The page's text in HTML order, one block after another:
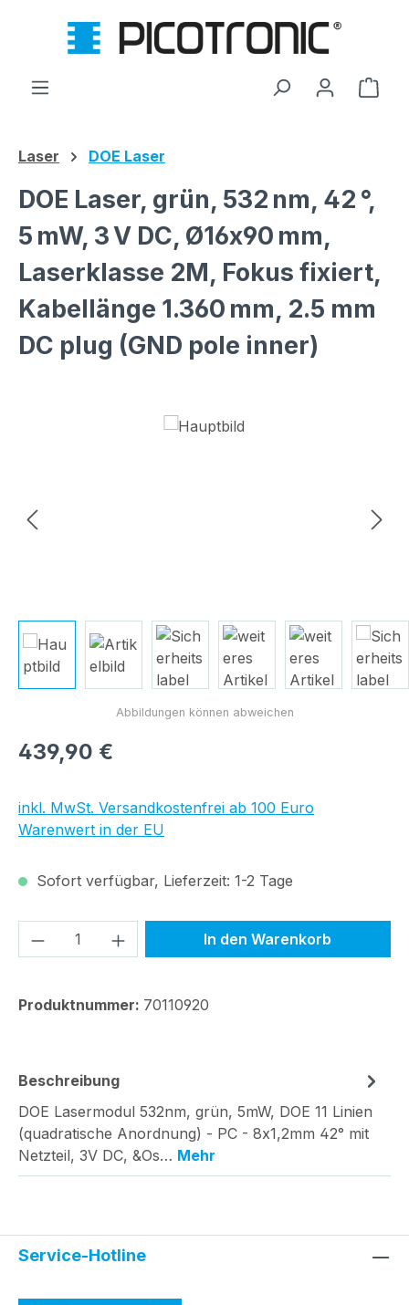
Zum Hauptinhalt springen
Laser DOE Laser
DOE Laser, grün, 532 nm, 42 °,
5 mW, 3 V DC, Ø16x90 mm,
Laserklasse 2M, Fokus fixiert,
Kabellänge 1.360 mm, 2.5 mm
DC plug (GND pole inner)
Bildergalerie überspringen
Regulärer Preis:
439,90 €
inkl. MwSt. Versandkostenfrei ab 100 Euro
Warenwert in der EU
Sofort verfügbar, Lieferzeit: 1-2 Tage
Produkt Anzahl: Gib denIn den Warenkorb
Produktnummer: 70110920
Beschreibung
DOE Lasermodul 532nm, grün, 5mW, DOE 11 Linien
(quadratische Anordnung) - PC - 8x1,2mm 42° mit
Netzteil, 3V DC, &Os… Mehr
Service-Hotline